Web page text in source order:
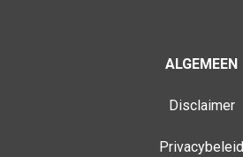
ALGEMEEN
Disclaimer
Privacybeleid